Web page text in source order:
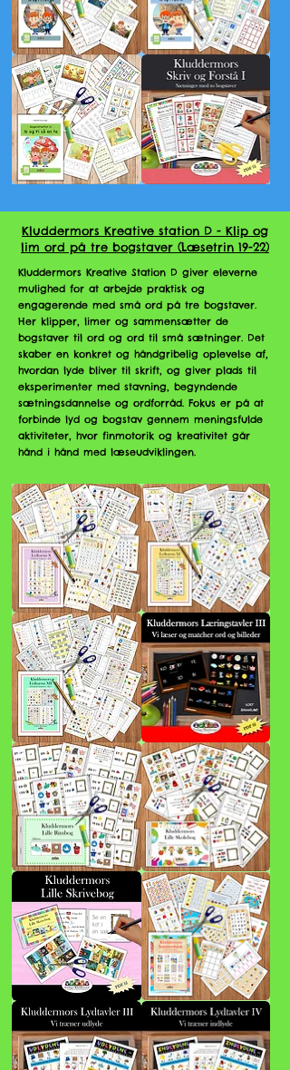
Opgavehæftet
til
Ib
og
en
Opgavehæftet
til
Ib
og
Pi
på
is
en
I
Kluddermors Kreative station D - Klip og
lim ord på tre bogstaver (Læsetrin 19-22)
Kluddermors Kreative Station D giver eleverne
mulighed for at arbejde praktisk og
engagerende med små ord på tre bogstaver.
Her klipper, limer og sammensætter de
bogstaver til ord og ord til små sætninger. Det
skaber en konkret og håndgribelig oplevelse af,
hvordan lyde bliver til skrift, og giver plads til
eksperimenter med stavning, begyndende
sætningsdannelse og ordforråd. Fokus er på at
forbinde lyd og bogstav gennem meningsfulde
aktiviteter, hvor finmotorik og kreativitet går
hånd i hånd med læseudviklingen.
Kluddermors
Lydkursus
X
Kluddermors
Lydkursus
Kluddermors
Lydkursus
XII
Kluddermors
Læringstavler
III
Kluddermors
Rimbog
Kluddermors
Lille
Skolebog
Kluddermors
Lille
Skrivebog
Kluddermors
Sommerdansk